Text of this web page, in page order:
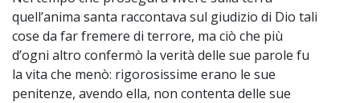
quell’anima santa raccontava sul giudizio di Dio tali
cose da far fremere di terrore, ma ciò che più
d’ogni altro confermò la verità delle sue parole fu
la vita che menò: rigorosissime erano le sue
penitenze, avendo ella, non contenta delle sue